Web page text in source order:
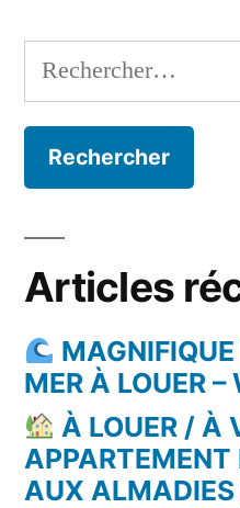
Rechercher :
Articles
MER À LOUER –
À LOUER / À
AUX ALMADIES